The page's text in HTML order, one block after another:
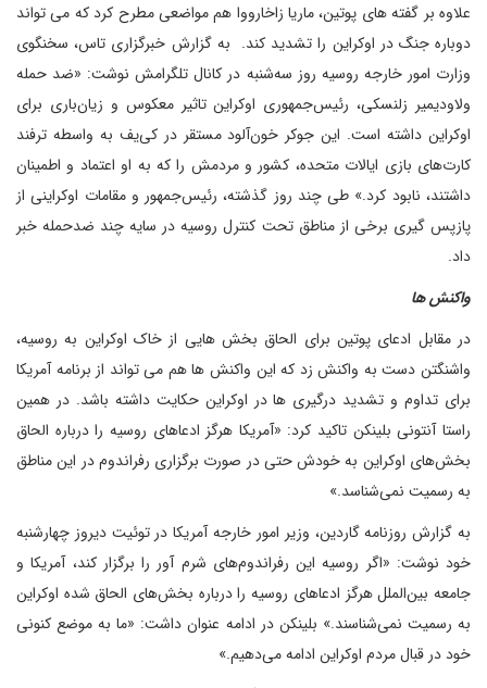
علاوه بر گفته های پوتین، ماریا زاخارووا هم مواضعی مطرح کرد که می تواند
دوباره جنگ در اوکراین را تشدید کند. به گزارش خبرگزاری تاس، سخنگوی
وزارت امور خارجه روسیه روز سه‌شنبه در کانال تلگرامش نوشت: «ضد حمله
ولاودیمیر زلنسکی، رئیس‌جمهوری اوکراین تاثیر معکوس و زیان‌باری برای
اوکراین داشته است. این جوکر خون‌آلود مستقر در کی‌یف به واسطه ترفند
کارت‌های بازی ایالات متحده، کشور و مردمش را که به او اعتماد و اطمینان
داشتند، نابود کرد.» طی چند روز گذشته، رئیس‌جمهور و مقامات اوکراینی از
پازپس گیری برخی از مناطق تحت کنترل روسیه در سایه چند ضدحمله خبر
داد.
واکنش ها
در مقابل ادعای پوتین برای الحاق بخش هایی از خاک اوکراین به روسیه،
واشنگتن دست به واکنش زد که این واکنش ها هم می تواند از برنامه آمریکا
برای تداوم و تشدید درگیری ها در اوکراین حکایت داشته باشد. در همین
راستا آنتونی بلینکن تاکید کرد: «آمریکا هرگز ادعاهای روسیه را درباره الحاق
بخش‌های اوکراین به خودش حتی در صورت برگزاری رفراندوم در این مناطق
به رسمیت نمی‌شناسد.»
به گزارش روزنامه گاردین، وزیر امور خارجه آمریکا در توئیت دیروز چهارشنبه
خود نوشت: «اگر روسیه این رفراندوم‌های شرم آور را برگزار کند، آمریکا و
جامعه بین‌الملل هرگز ادعاهای روسیه را درباره بخش‌های الحاق شده اوکراین
به رسمیت نمی‌شناسند.» بلینکن در ادامه عنوان داشت: «ما به موضع کنونی
خود در قبال مردم اوکراین ادامه می‌دهیم.»